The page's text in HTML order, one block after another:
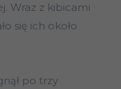
Wraz z kibicami
się ich około
po trzy